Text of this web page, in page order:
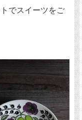
でスイーツをご